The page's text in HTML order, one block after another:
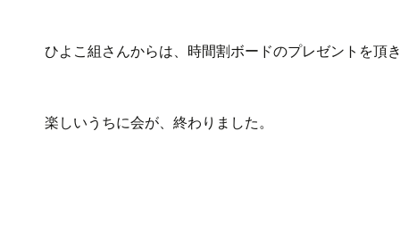
ひよこ組さんからは、時間割ボードのプレゼントを頂
楽しいうちに会が、終わりました。